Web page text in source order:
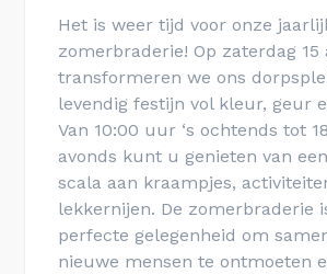
Het is weer tijd voor onze
zomerbraderie! Op zaterdag 15
transformeren we ons
levendig festijn vol kleur, geur
Van 10:00 uur ‘s ochtends tot
avonds kunt u genieten van
scala aan kraampjes,
lekkernijen. De zomerbraderie
perfecte gelegenheid om
nieuwe mensen te ontmoeten